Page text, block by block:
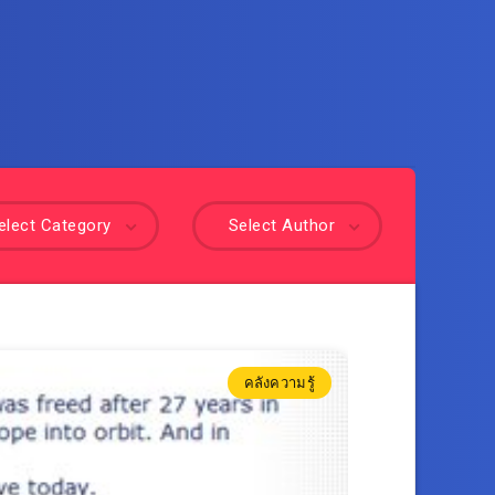
Select Author
Category
คลังความรู้